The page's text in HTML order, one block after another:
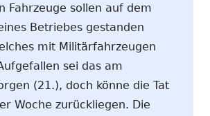
Fahrzeuge sollen auf dem
Betriebes gestanden
mit Militärfahrzeugen
sei das am
(21.), doch könne die Tat
Woche zurückliegen. Die